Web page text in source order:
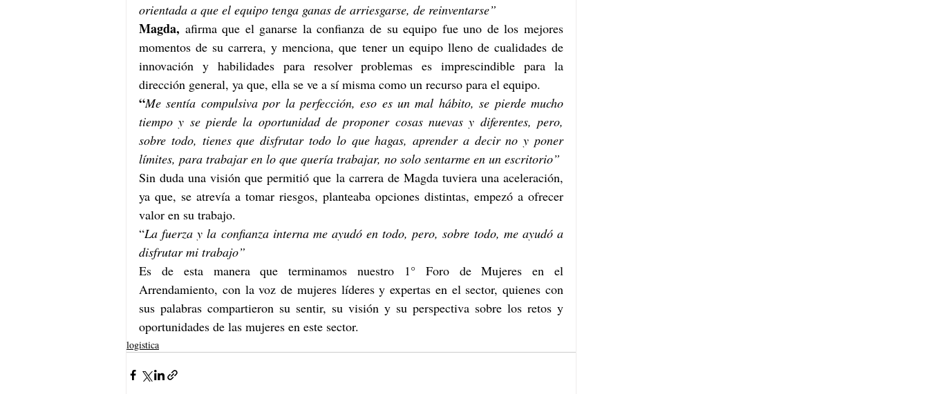
orientada a que el equipo tenga ganas de arriesgarse, de reinventarse”
Magda, afirma que el ganarse la confianza de su equipo fue uno de los mejores
momentos de su carrera, y menciona, que tener un equipo lleno de cualidades de
innovación y habilidades para resolver problemas es imprescindible para la
dirección general, ya que, ella se ve a sí misma como un recurso para el equipo.
“Me sentía compulsiva por la perfección, eso es un mal hábito, se pierde mucho
tiempo y se pierde la oportunidad de proponer cosas nuevas y diferentes, pero,
sobre todo, tienes que disfrutar todo lo que hagas, aprender a decir no y poner
límites, para trabajar en lo que quería trabajar, no solo sentarme en un escritorio”
Sin duda una visión que permitió que la carrera de Magda tuviera una aceleración,
ya que, se atrevía a tomar riesgos, planteaba opciones distintas, empezó a ofrecer
valor en su trabajo.
“La fuerza y la confianza interna me ayudó en todo, pero, sobre todo, me ayudó a
disfrutar mi trabajo”
Es de esta manera que terminamos nuestro 1° Foro de Mujeres en el
Arrendamiento, con la voz de mujeres líderes y expertas en el sector, quienes con
sus palabras compartieron su sentir, su visión y su perspectiva sobre los retos y
oportunidades de las mujeres en este sector.
logistica